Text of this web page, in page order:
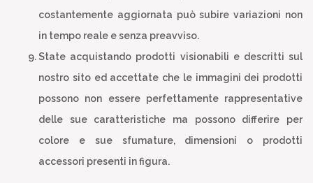
costantemente aggiornata può subire variazioni non
in tempo reale e senza preavviso.
State acquistando prodotti visionabili e descritti sul
nostro sito ed accettate che le immagini dei prodotti
possono non essere perfettamente rappresentative
delle sue caratteristiche ma possono differire per
colore e sue sfumature, dimensioni o prodotti
accessori presenti in figura.